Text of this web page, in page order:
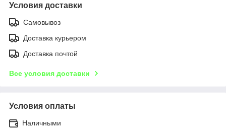
Условия доставки
Самовывоз
Доставка курьером
Доставка почтой
Все условия доставки
Условия оплаты
Наличными